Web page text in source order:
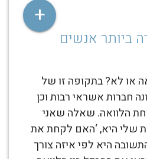
+
ביותר אנשים
או לא? בתקופה זו של
חברות אשראי רבות וכן
הלוואה. שאלה שאני
שלי היא, ‘האם לקחת את
היא לפי איזה צורך